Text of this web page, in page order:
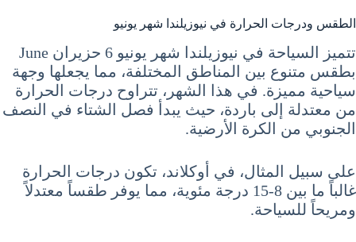
الطقس ودرجات الحرارة في نيوزيلندا شهر يونيو
تتميز السياحة في نيوزيلندا شهر يونيو 6 حزيران June
بطقس متنوع بين المناطق المختلفة، مما يجعلها وجهة
سياحية مميزة. في هذا الشهر، تتراوح درجات الحرارة
من معتدلة إلى باردة، حيث يبدأ فصل الشتاء في النصف
الجنوبي من الكرة الأرضية.
على سبيل المثال، في أوكلاند، تكون درجات الحرارة
غالباً ما بين 8-15 درجة مئوية، مما يوفر طقساً معتدلاً
ومريحاً للسياحة.